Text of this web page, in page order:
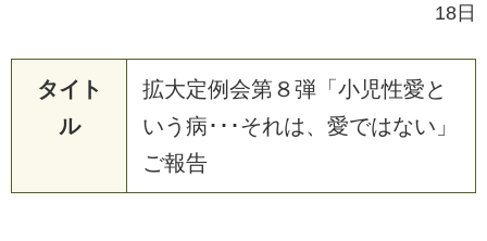
18日
タイト
ル
拡大定例会第 ８弾 「 小児性愛と
いう 病･ ･ ･それは、 愛ではない 」
ご報告